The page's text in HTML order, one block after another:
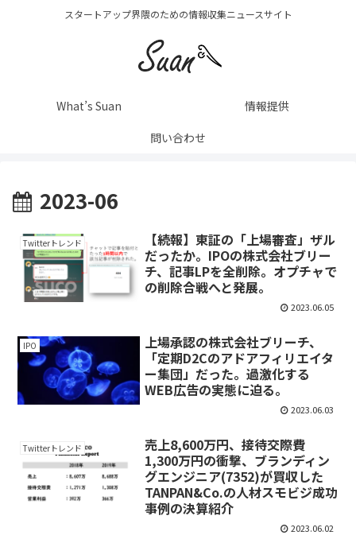
スタートアップ界隈のための情報収集ニュースサイト
What’s Suan
情報提供
問い合わせ
2023-06
Twitterトレンド
【続報】東証の「上場審査」ザル
だったか。IPOの株式会社ブリー
チ、記事LPを全削除。オプチャで
の削除合戦へと発展。
2023.06.05
IPO
上場承認の株式会社ブリーチ、
「定期D2Cのアドアフィリエイタ
ー集団」だった。過激化する
WEB広告の実態に迫る。
2023.06.03
Twitterトレンド
売上8,600万円、接待交際費
1,300万円の衝撃、ブランディン
グエンジニア(7352)が買収した
TANPAN&Co.の人材スモビジ成功
事例の決算紹介
2023.06.02